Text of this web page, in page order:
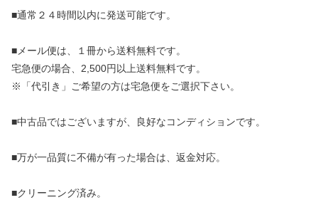
■通常２４時間以内に発送可能です。
■メール便は、１冊から送料無料です。
宅急便の場合、2,500円以上送料無料です。
※「代引き」ご希望の方は宅急便をご選択下さい。
■中古品ではございますが、良好なコンディションです。
■万が一品質に不備が有った場合は、返金対応。
■クリーニング済み。